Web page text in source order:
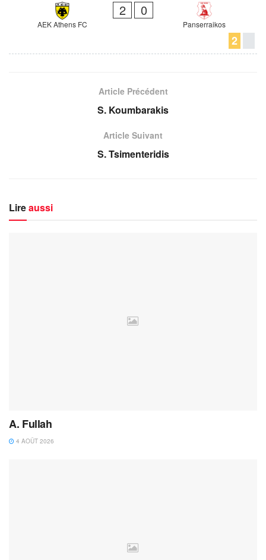
AEK Athens FC
2 0
Panserraikos
2
Article Précédent
S. Koumbarakis
Article Suivant
S. Tsimenteridis
Lireaussi
A. Fullah
4 AOÛT 2026